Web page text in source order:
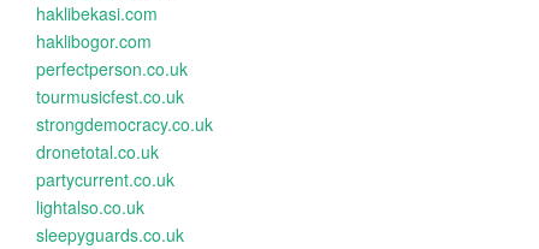
haklibekasi.com
haklibogor.com
perfectperson.co.uk
tourmusicfest.co.uk
strongdemocracy.co.uk
dronetotal.co.uk
partycurrent.co.uk
lightalso.co.uk
sleepyguards.co.uk